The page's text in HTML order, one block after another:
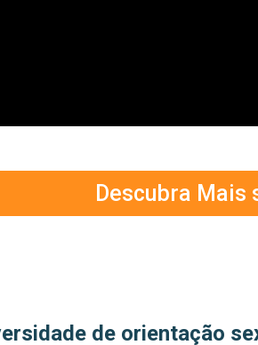
Descubra Mais
de orientação